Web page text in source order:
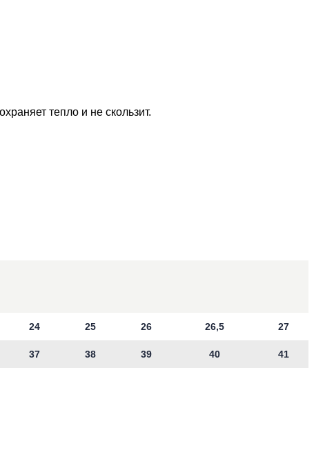
тепло и не скользит.
24 25 26 26,5 27
37 38 39 40 41